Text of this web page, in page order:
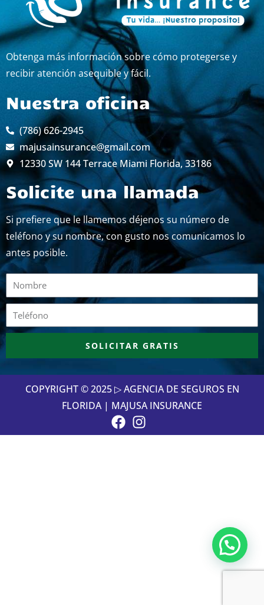
Obtenga más información sobre cómo protegerse y
recibir atención asequible y fácil.
Nuestra oficina
(786) 626-2945
majusainsurance@gmail.com
12330 SW 144 Terrace Miami Florida, 33186
Solicite una llamada
Si prefiere que le llamemos déjenos su número de
teléfono y su nombre, con gusto nos comunicamos lo
antes posible.
Nombre
Teléfono
SOLICITAR GRATIS
COPYRIGHT © 2025 ▷ AGENCIA DE SEGUROS EN
FLORIDA | MAJUSA INSURANCE